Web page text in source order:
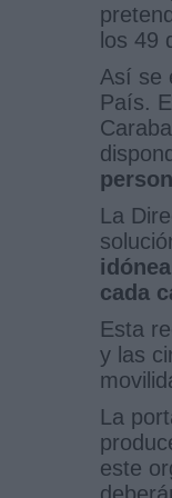
los 49
Así se
País.
La
cada
Esta
y las
La
este